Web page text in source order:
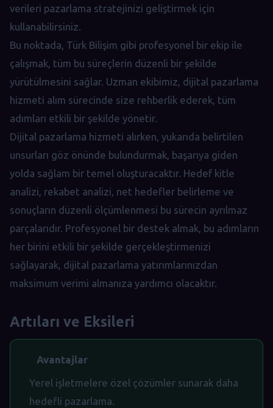
verileri pazarlama stratejinizi geliştirmek için
kullanabilirsiniz.
Bu noktada, Türk Bilişim gibi profesyonel bir ekip ile
çalışmak, tüm bu süreçlerin düzenli bir şekilde
yürütülmesini sağlar. Uzman ekibimiz, dijital pazarlama
hizmeti alım sürecinde size rehberlik ederek, tüm
adımları etkili bir şekilde yönetir.
Dijital pazarlama hizmeti alırken, yukarıda belirtilen
unsurları göz önünde bulundurmak, başarıya giden
yolda sağlam bir temel oluşturacaktır. Hedef kitle
analizi, rekabet analizi, net hedefler belirleme ve
sonuçların düzenli ölçümlenmesi bu sürecin ayrılmaz
parçalarıdır. Profesyonel bir destek almak, bu adımların
her birini etkili bir şekilde gerçekleştirmenizi
sağlayarak, dijital pazarlama yatırımlarınızdan
maksimum verimi almanıza yardımcı olacaktır.
Artıları ve Eksileri
Avantajlar
Yerel işletmelere özel çözümler sunarak daha
hedefli pazarlama.